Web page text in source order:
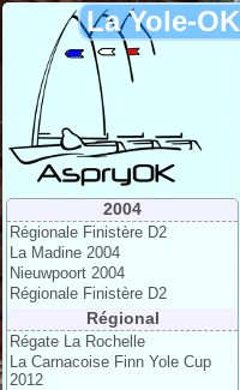
La Yole-OK
2004
Régionale Finistère D2
La Madine 2004
Nieuwpoort 2004
Régionale Finistère D2
Régional
Régate La Rochelle
La Carnacoise Finn Yole Cup
2012